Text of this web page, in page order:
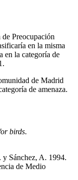
Preocupación
en la misma
en la categoría de
de Madrid
de amenaza.
birds.
Sánchez, A. 1994.
de Medio